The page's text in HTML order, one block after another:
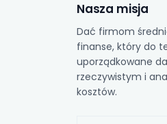
Nasza misja
Dać firmom
finanse, który do
uporządkowane
rzeczywistym i
kosztów.